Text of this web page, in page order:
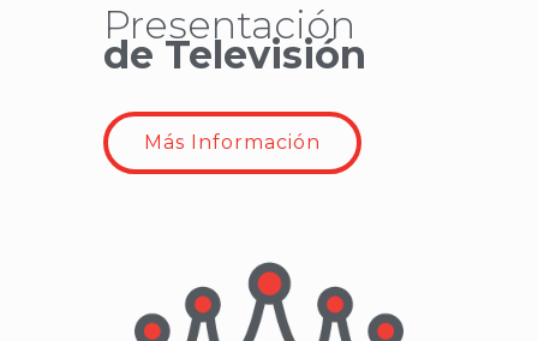
Presentación
de Televisión
Más Información